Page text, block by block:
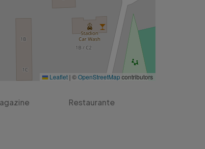
Leaflet | ©OpenStreetMapcontributors
Restaurante